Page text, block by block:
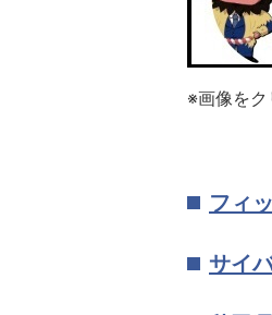
※画像を
フィ
サイ